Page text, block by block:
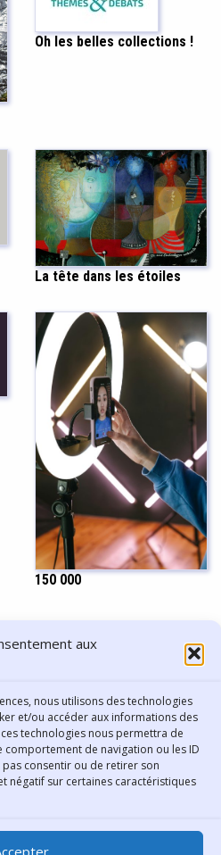
aux
nous utilisons des technologies
et/ou accéder aux informations des
technologies nous permettra de
de navigation ou les ID
pas consentir ou de retirer son
négatif sur certaines caractéristiques
Oh les belles collections !
La tête dans les étoiles
150 000
Bibliothèque municipale de